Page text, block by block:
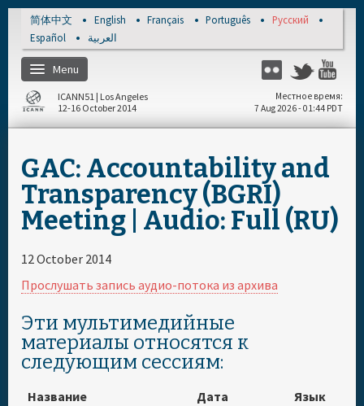
Skip to main content
简体中文 English Français Português
Русский
Español
العربية
Menu
Flickr Twitter
Главная
Зарегистрироваться
Документы и мультимедийные
материалы
Расписание на день
Спонсор
ICANN51 | Los Angeles
12-16 October 2014
Местное время
7 Aug 2026 - 01:44 PDT
GAC: Accountability and
Transparency (BGRI)
Meeting | Audio: Full (RU)
12 October 2014
Прослушать запись аудио-потока из архива
Эти мультимедийные
материалы относятся к
следующим сессиям:
Название Дата
Язык